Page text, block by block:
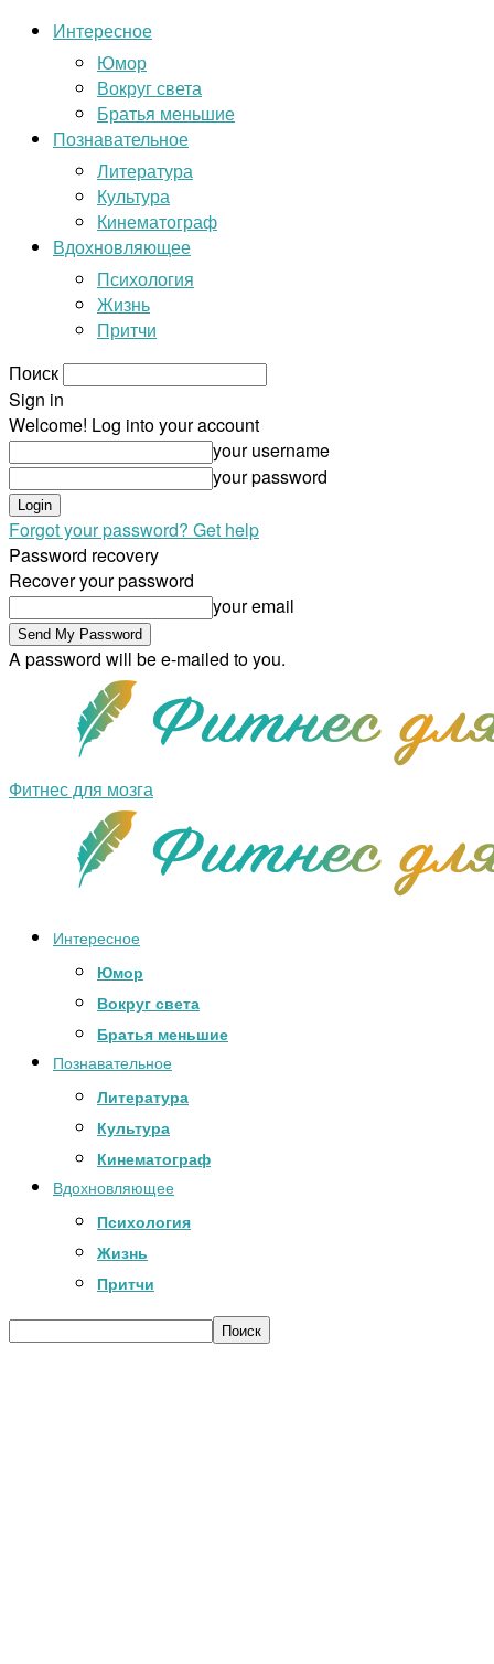
Интересное
Юмор
Вокруг света
Братья меньшие
Познавательное
Литература
Культура
Кинематограф
Вдохновляющее
Психология
Жизнь
Притчи
Поиск
Sign in
Welcome! Log into your account
your username
your password
Forgot your password? Get help
Password recovery
Recover your password
your email
A password will be e-mailed to you.
Фитнес для мозга
Интересное
Юмор
Вокруг света
Братья меньшие
Познавательное
Литература
Культура
Кинематограф
Вдохновляющее
Психология
Жизнь
Притчи